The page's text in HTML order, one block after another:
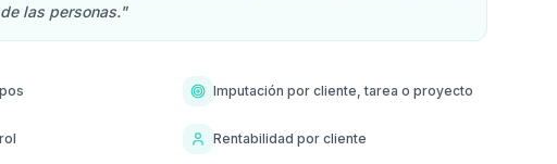
las personas."
Imputación por cliente, tarea o proyecto
Rentabilidad por cliente